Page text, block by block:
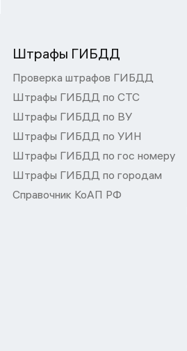
Штрафы ГИБДД
Проверка штрафов ГИБДД
Штрафы ГИБДД по СТС
Штрафы ГИБДД по ВУ
Штрафы ГИБДД по УИН
Штрафы ГИБДД по гос номеру
Штрафы ГИБДД по городам
Справочник КоАП РФ